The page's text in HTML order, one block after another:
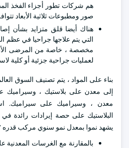
هم شركات تطور أجزاء الفخذ
صور ومطبوعات ثلاثية الأبعاد
هناك أيضا قلق متزايد بشأن
التي يتم علاجها جراحيا في عظم
مخصصة ، خاصة من المرضى
لعمليات جراحية جزئية أو كلية
بناء على المواد ، يتم تصنيف السوق
إلى معدن على بلاستيك ، وسيراميك
معدن ، وسيراميك على سيراميك.
يشهد نموا بمعدل نمو سنوي مركب قدره 5.7٪.
بالمقارنة مع الغرسات المعدنية